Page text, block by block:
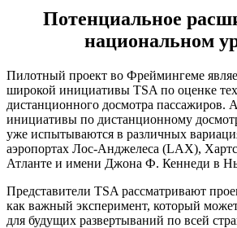
Потенциальное
национальном
Пилотный проект во Фреймингеме
широкой инициативы TSA по оценке
дистанционного досмотра пассажиров.
инициативы по дистанционному
уже испытываются в различных
аэропортах Лос-Анджелеса (LAX),
Атланте и имени Джона Ф. Кеннеди в
Представители TSA рассматривают
как важный эксперимент, который
для будущих развертываний по всей